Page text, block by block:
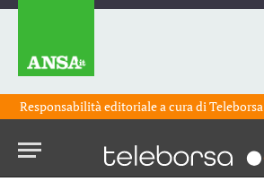
Responsabilità editoriale a cura diTeleborsa